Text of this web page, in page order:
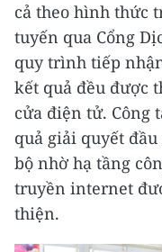
cả theo hình thức
tuyến qua Cổng
quy trình tiếp
kết quả đều được
cửa điện tử. Công
quả giải quyết
bộ nhờ hạ tầng
truyền internet
thiện.